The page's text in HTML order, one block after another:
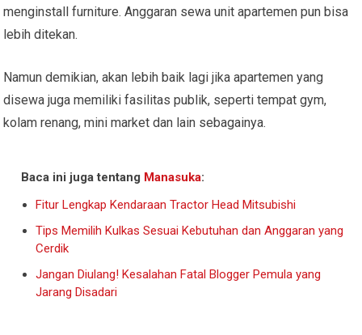
menginstall furniture. Anggaran sewa unit apartemen pun bisa
lebih ditekan.
Namun demikian, akan lebih baik lagi jika apartemen yang
disewa juga memiliki fasilitas publik, seperti tempat gym,
kolam renang, mini market dan lain sebagainya.
Baca ini juga tentang Manasuka:
Fitur Lengkap Kendaraan Tractor Head Mitsubishi
Tips Memilih Kulkas Sesuai Kebutuhan dan Anggaran yang
Cerdik
Jangan Diulang! Kesalahan Fatal Blogger Pemula yang
Jarang Disadari